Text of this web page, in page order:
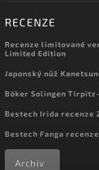
RECENZE
Recenze limitované
Limited Edition
Japonský nůž
Böker Solingen
Bestech Irida recenze
Bestech Fanga
Archiv